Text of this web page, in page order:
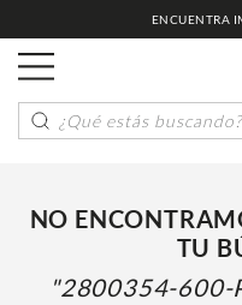
ENCUENTRA
¿Qué estás buscando?
NO
TU
2800354-600-